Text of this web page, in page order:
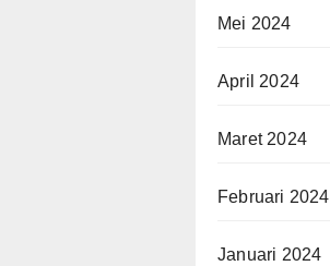
Mei 2024
April 2024
Maret 2024
Februari 2024
Januari 2024